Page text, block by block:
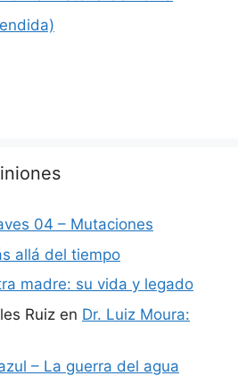
04 – Mutaciones
allá del tiempo
madre: su vida y legado
Ruiz en Dr. Luiz Moura:
– La guerra del agua